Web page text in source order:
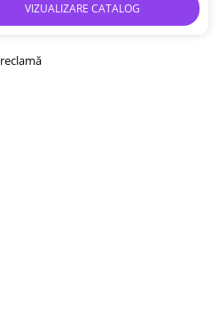
VIZUALIZARE CATALOG
reclamă